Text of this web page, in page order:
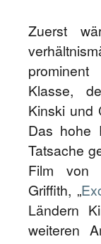
Zuerst
Klasse,
Kinski und
Das hohe
Tatsache
Film von
Griffith, „
Ländern
weiteren